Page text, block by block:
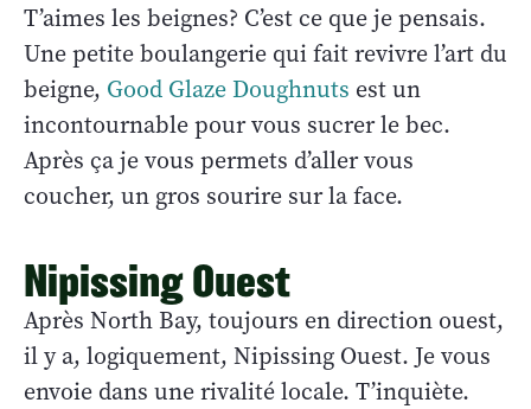
T’aimes les beignes? C’est ce que je pensais.
Une petite boulangerie qui fait revivre l’art du
beigne, Good Glaze Doughnuts est un
incontournable pour vous sucrer le bec.
Après ça je vous permets d’aller vous
coucher, un gros sourire sur la face.
Nipissing Ouest
Après North Bay, toujours en direction ouest,
il y a, logiquement, Nipissing Ouest. Je vous
envoie dans une rivalité locale. T’inquiète.